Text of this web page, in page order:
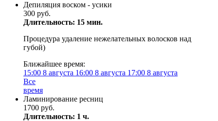
Депиляция воском - усики
300 руб.
Длительность: 15 мин.
Процедура удаление нежелательных волосков над
губой)
Ближайшее время:
15:00 8 августа 16:00 8 августа 17:00 8 августа
Все
время
Ламинирование ресниц
1700 руб.
Длительность: 1 ч.